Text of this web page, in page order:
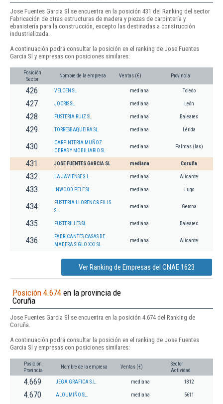
Jose Fuentes Garcia Sl se encuentra en la posición 431 del Ranking del sector
Fabricación de otras estructuras de madera y piezas de carpintería y
ebanistería para la construcción, excepto las destinadas a construcción
industrializada.
A continuación podrá consultar la posición en el ranking de Jose Fuentes
Garcia Sl y empresas con posiciones similares:
Posición
Sector
Nombre de la empresa Ventas (€) Provincia
426 VELCEN SL mediana Toledo
427 JOCRIS SL mediana León
428 FUSTERIA RUIZ SL mediana Baleares
429 TORRESBAQUEIRA SL. mediana Lérida
430
CARPINTERIA MUÑOZ
OBRAS Y MOBILIARIO SL
mediana Palmas (las)
431 JOSE FUENTES GARCIA SL mediana Coruña
432 LA JAVIENSE S.L. mediana Alicante
433 INWOOD PELE SL. mediana Lugo
434
FUSTERIA LLORENC & FILLS
SL
mediana Gerona
435 FUSTERILLES SL mediana Baleares
436
FABRICANTES CASAS DE
MADERA SIGLO XXI SL.
mediana Alicante
Ver Ranking de Empresas del CNAE 1623
Posición 4.674 en la provincia de
Coruña
Jose Fuentes Garcia Sl se encuentra en la posición 4.674 del Ranking de
Coruña.
A continuación podrá consultar la posición en el ranking de Jose Fuentes
Garcia Sl y empresas con posiciones similares:
Posición
Provincia
Nombre de la empresa Ventas (€)
Sector
Actividad
4.669 JEGA GRAFICA S.L. mediana 1812
4.670 ALOUMIÑO SL. mediana 5611